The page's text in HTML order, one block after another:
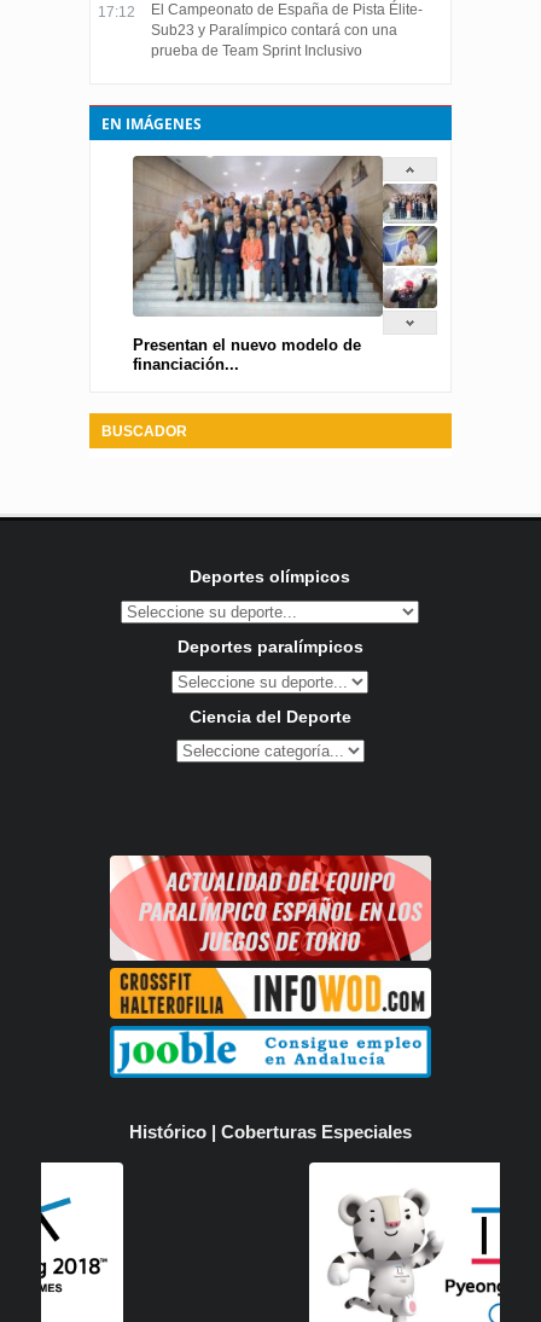
17:12
El Campeonato de España de Pista Élite-
Sub23 y Paralímpico contará con una
prueba de Team Sprint Inclusivo
EN IMÁGENES
Presentan el nuevo modelo de
financiación...
BUSCADOR
Deportes olímpicos
Deportes paralímpicos
Ciencia del Deporte
Histórico | Coberturas Especiales